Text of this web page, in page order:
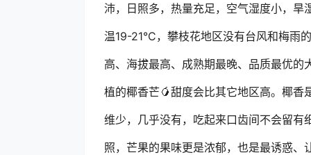
沛，日照多，热量充足，空气湿度小，
温19-21°C，攀枝花地区没有台风和梅雨
高、海拔最高、成熟期最晚、品质最优
植的椰香芒🥭甜度会比其它地区高。椰
维少，几乎没有，吃起来口齿间不会留
照，芒果的果味更是浓郁，也是最诱惑、